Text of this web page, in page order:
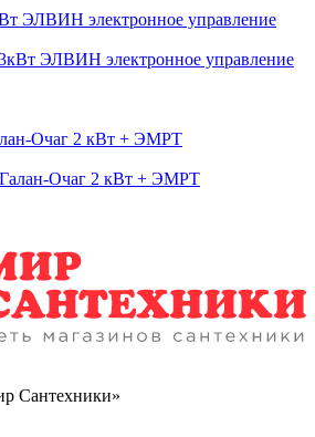
ЭЛВИН электронное управление
Очаг 2 кВт + ЭМРТ
Сантехники»